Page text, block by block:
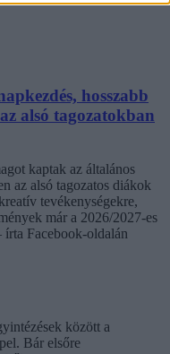
hosszabb
alsó tagozatokban
kaptak az általános
az alsó tagozatos diákok
tevékenységekre,
már a 2026/2027-es
írta Facebook-oldalán
között a
Bár elsőre